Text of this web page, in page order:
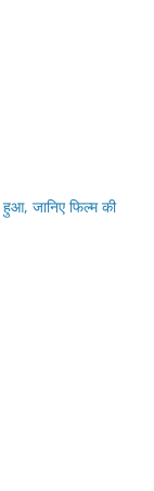
हुआ, जानिए फिल्म की